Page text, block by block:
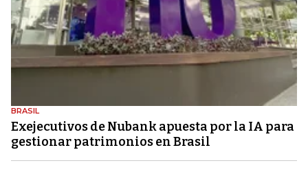
BRASIL
Exejecutivos de Nubank apuesta por la IA para
gestionar patrimonios en Brasil